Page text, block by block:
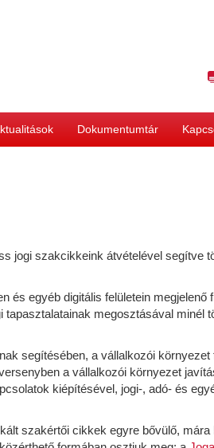
Dokumentumtár
jogi szakcikkeink átvételével segítve
egyéb digitális felületein
megosztásával minél
segítésében, a vállalkozói
a vállalkozói környezet
kiépítésével, jogi-, adó- és
szakértői cikkek egyre bővülő,